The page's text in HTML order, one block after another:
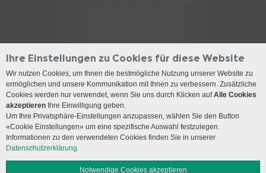
Kontakt
Anreise
Social Media
Ihre Einstellungen zu Cookies für diese Website
Wir nutzen Cookies, um Ihnen die bestmögliche Nutzung unserer Website zu
ermöglichen und unsere Kommunikation mit Ihnen zu verbessern. Zusätzliche
Cookies werden nur verwendet, wenn Sie uns durch Klicken aufAlle Cookies
akzeptieren Ihre Einwilligung geben.
Um Ihre Privatsphäre-Einstellungen anzupassen, wählen Sie den Button
«Cookie Einstellungen» um eine spezifische Auswahl festzulegen.
Informationen zu den verwendeten Cookies finden Sie in unserer
Datenschutzerklärung.
Notwendige Cookies akzeptieren